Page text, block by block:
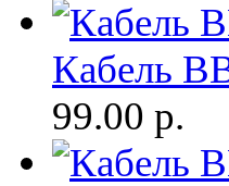
Кабель
99.00 р.